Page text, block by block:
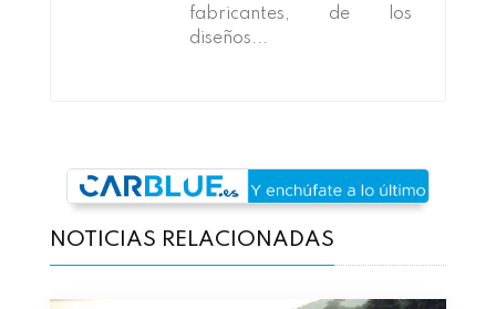
fabricantes, de los
diseños...
NOTICIAS RELACIONADAS